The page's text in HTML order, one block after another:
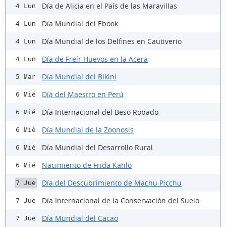
4 Lun Día de Alicia en el País de las Maravillas
4 Lun Día Mundial del Ebook
4 Lun Día Mundial de los Delfines en Cautiverio
4 Lun Día de Freír Huevos en la Acera
5 Mar Día Mundial del Bikini
6 Mié Día del Maestro en Perú
6 Mié Día Internacional del Beso Robado
6 Mié Día Mundial de la Zoonosis
6 Mié Día Mundial del Desarrollo Rural
6 Mié Nacimiento de Frida Kahlo
7 Jue Día del Descubrimiento de Machu Picchu
7 Jue Día Internacional de la Conservación del Suelo
7 Jue Día Mundial del Cacao